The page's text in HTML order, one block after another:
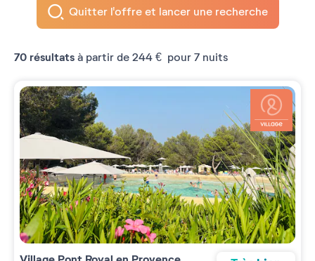
Quitter l'offre et lancer une recherche
70 résultats à partir de 244 € pour 7 nuits